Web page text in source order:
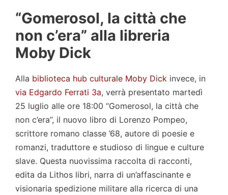
“Gomerosol, la città che
non c’era” alla libreria
Moby Dick
Alla biblioteca hub culturale Moby Dick invece, in
via Edgardo Ferrati 3a, verrà presentato martedì
25 luglio alle ore 18:00 “Gomerosol, la città che
non c’era”, il nuovo libro di Lorenzo Pompeo,
scrittore romano classe ’68, autore di poesie e
romanzi, traduttore e studioso di lingue e culture
slave. Questa nuovissima raccolta di racconti,
edita da Lithos libri, narra di un’affascinante e
visionaria spedizione militare alla ricerca di una